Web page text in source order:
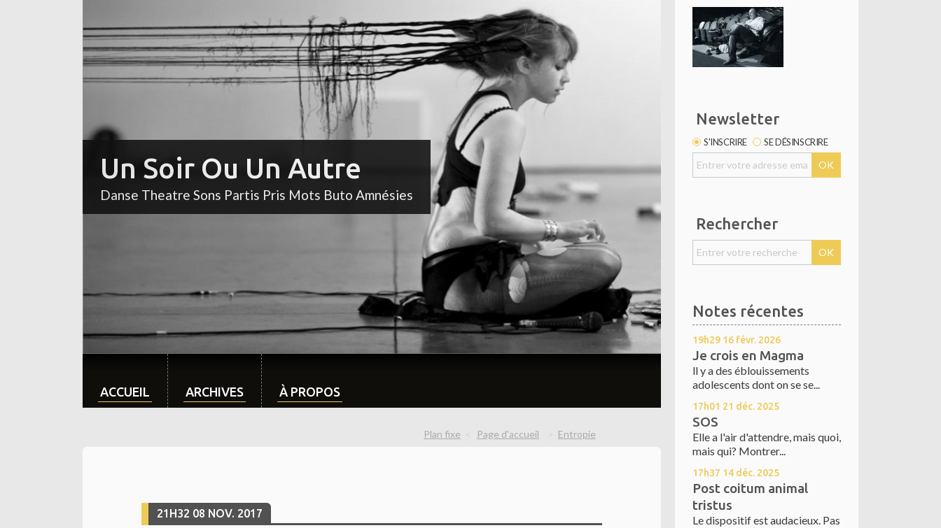
Un Soir Ou Un Autre
Danse Theatre Sons Partis Pris Mots Buto Amnésies
ACCUEIL ARCHIVES À PROPOS
Plan fixe Page d'accueil Entropie
21H32 08 NOV. 2017
Newsletter
S'INSCRIRE SE DÉSINSCRIRE
Rechercher
Notes récentes
19h29 16 févr. 2026
Je crois en Magma
ll y a des éblouissements
adolescents dont on se se...
17h01 21 déc. 2025
SOS
Elle a l'air d'attendre, mais quoi,
mais qui? Montrer...
17h37 14 déc. 2025
Post coitum animal
tristus
Le dispositif est audacieux. Pas